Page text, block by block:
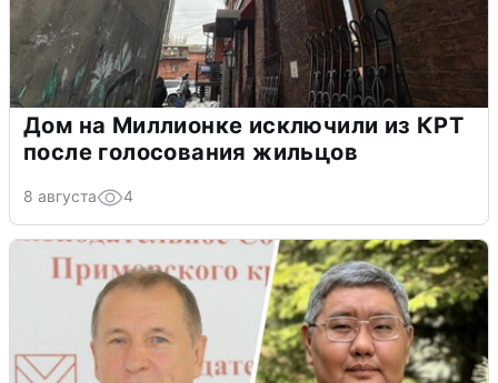
Дом на Миллионке исключили из КРТ
после голосования жильцов
8 августа 4